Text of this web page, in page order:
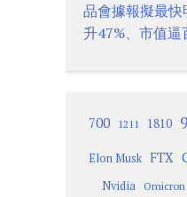
品會據報擬最
升47%、市值逼
700 1211 1810
Elon Musk FTX
Nvidia Omicron